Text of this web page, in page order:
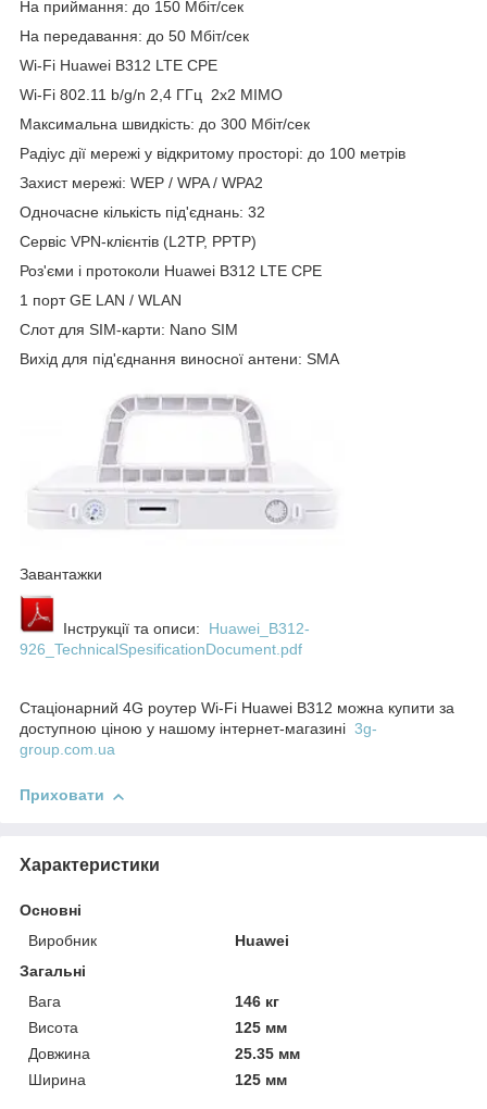
На приймання: до 150 Мбіт/сек
На передавання: до 50 Мбіт/сек
Wi-Fi Huawei B312 LTE CPE
Wi-Fi 802.11 b/g/n 2,4 ГГц 2x2 MIMO
Максимальна швидкість: до 300 Мбіт/сек
Радіус дії мережі у відкритому просторі: до 100 метрів
Захист мережі: WEP / WPA / WPA2
Одночасне кількість під'єднань: 32
Сервіс VPN-клієнтів (L2TP, PPTP)
Роз'єми і протоколи Huawei B312 LTE CPE
1 порт GЕ LAN / WLAN
Слот для SIM-карти: Nano SIM
Вихід для під'єднання виносної антени: SMA
Завантажки
Інструкції та описи: Huawei_B312-
926_TechnicalSpesificationDocument.pdf
Стаціонарний 4G роутер Wi-Fi Huawei B312 можна купити за
доступною ціною у нашому інтернет-магазині 3g-
group.com.ua
Приховати
Характеристики
Основні
Виробник
Huawei
Загальні
Вага
146 кг
Висота
125 мм
Довжина
25.35 мм
Ширина
125 мм